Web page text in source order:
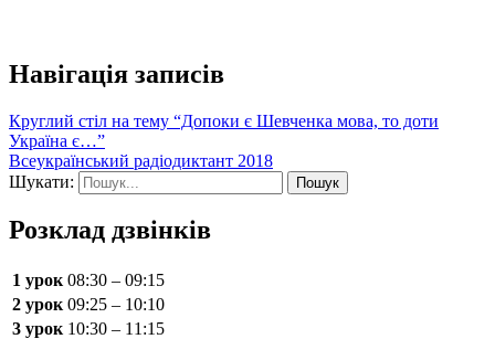
Навігація записів
Круглий стіл на тему “Допоки є Шевченка мова, то доти
Україна є…”
Всеукраїнський радіодиктант 2018
Шукати:
Розклад дзвінків
1 урок 08:30 – 09:15
2 урок 09:25 – 10:10
3 урок 10:30 – 11:15